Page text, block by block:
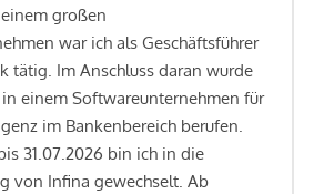
großen
war ich als Geschäftsführer
tätig. Im Anschluss daran wurde
einem Softwareunternehmen für
im Bankenbereich berufen.
31.07.2026 bin ich in die
von Infina gewechselt. Ab